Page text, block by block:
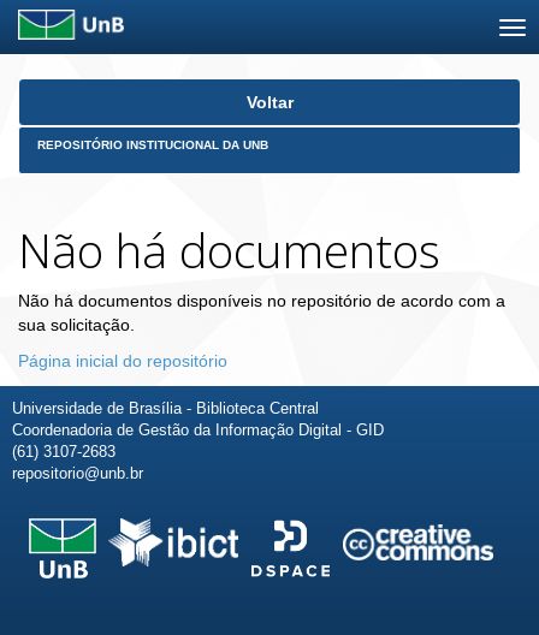
Skip
Voltar
REPOSITÓRIO INSTITUCIONAL DA UNB
Não há documentos
Não há documentos disponíveis no repositório de acordo com a
sua solicitação.
Página inicial do repositório
Universidade de Brasília - Biblioteca Central
Coordenadoria de Gestão da Informação Digital - GID
(61) 3107-2683
repositorio@unb.br